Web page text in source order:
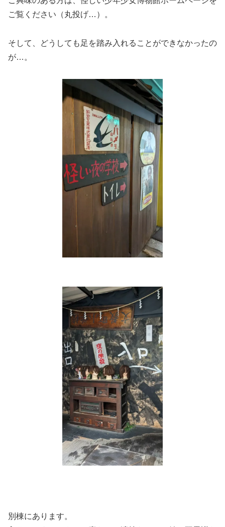
ご覧ください（丸投げ…）。
そして、どうしても足を踏み入れることができなかったの
が…。
別棟にあります。